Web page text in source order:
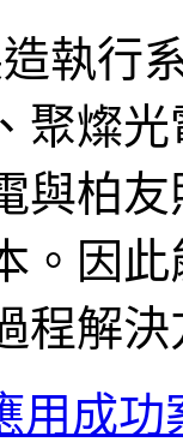
執行
聚燦
與柏
。因
程解決
用成功